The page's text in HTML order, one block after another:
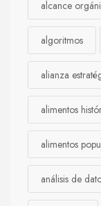
alcance
algoritmos
alianza
alimentos
alimentos
análisis de